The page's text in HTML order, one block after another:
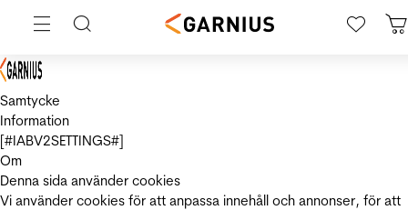
Samtycke
Information
[#IABV2SETTINGS#]
Om
Denna sida använder cookies
Vi använder cookies för att anpassa innehåll och annonser, för att